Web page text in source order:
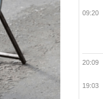
09:20
20:09
19:03